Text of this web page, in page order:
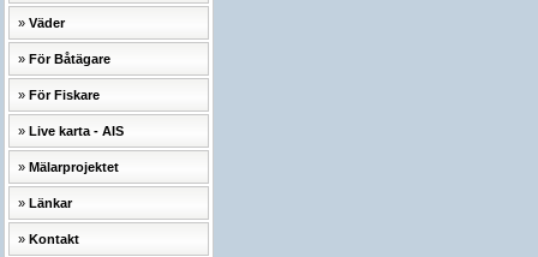
Väder
För Båtägare
För Fiskare
Live karta - AIS
Mälarprojektet
Länkar
Kontakt